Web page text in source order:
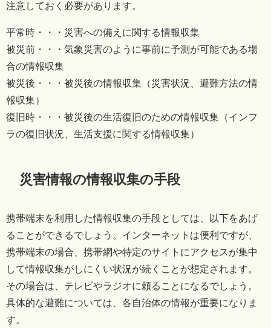
注意しておく必要があります。
平常時・・・災害への備えに関する情報収集
被災前・・・気象災害のように事前に予測が可能である場
合の情報収集
被災後・・・被災後の情報収集（災害状況、避難方法の情
報収集）
復旧時・・・被災後の生活復旧のための情報収集（インフ
ラの復旧状況、生活支援に関する情報収集）
災害情報の情報収集の手段
携帯端末を利用した情報収集の手段としては、以下をあげ
ることができるでしょう。インターネットは便利ですが、
携帯端末の場合、携帯網や特定のサイトにアクセスが集中
して情報収集がしにくい状況が続くことが想定されます。
その場合は、テレビやラジオに頼ることになるでしょう。
具体的な避難については、各自治体の情報が重要になりま
す。